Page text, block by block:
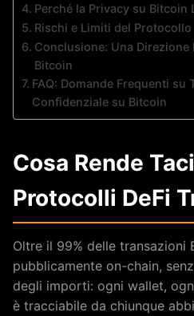
Perché la Privacy su Bitcoin
Rischi e Limiti del Protocollo
Conclusione: Una Direzione
Bitcoin
FAQ: Domande Frequenti su
Confidenziale su Bitcoin
Cosa Rende
Protocolli DeFi
Oltre il 99% delle transazioni
pubblicamente on-chain,
degli importi: ogni wallet,
è tracciabile da chiunque